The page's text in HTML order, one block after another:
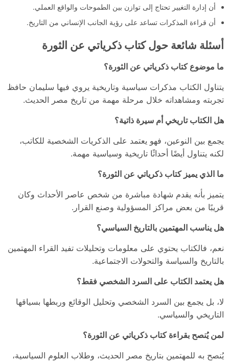
أن إدارة التغيير تحتاج إلى توازن بين الطموحات والواقع العملي.
أن قراءة المذكرات تساعد على رؤية الجانب الإنساني من التاريخ.
أسئلة شائعة حول كتاب ذكرياتي عن الثورة
ما موضوع كتاب ذكرياتي عن الثورة؟
يتناول الكتاب مذكرات سياسية وتاريخية يروي فيها سليمان حافظ
تجربته ومشاهداته خلال مرحلة مهمة من تاريخ مصر الحديث.
هل الكتاب تاريخي أم سيرة ذاتية؟
يجمع بين النوعين، فهو يعتمد على الذكريات الشخصية للكاتب،
لكنه يتناول أيضًا أحداثًا تاريخية وسياسية مهمة.
ما الذي يميز كتاب ذكرياتي عن الثورة؟
يتميز بأنه يقدم شهادة مباشرة من شخص عاصر الأحداث وكان
قريبًا من بعض مراكز المسؤولية وصنع القرار.
هل يناسب المهتمين بالتاريخ السياسي؟
نعم، فالكتاب يحتوي على معلومات وتحليلات تفيد القراء المهتمين
بالتاريخ والسياسة والتحولات الاجتماعية.
هل يعتمد الكتاب على السرد الشخصي فقط؟
لا، بل يجمع بين السرد الشخصي وتحليل الوقائع وربطها بسياقها
التاريخي والسياسي.
لمن يُنصح بقراءة كتاب ذكرياتي عن الثورة؟
يُنصح به للمهتمين بتاريخ مصر الحديث، وطلاب العلوم السياسية،